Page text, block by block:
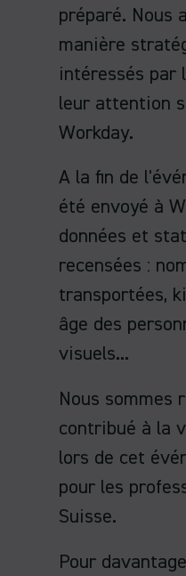
préparé. Nous
manière
intéressés par
leur attention
Workday.
A la fin de
été envoyé à
données et
recensées :
transportées,
âge des
visuels...
Nous sommes
contribué à la
lors de cet
pour les
Suisse.
Pour